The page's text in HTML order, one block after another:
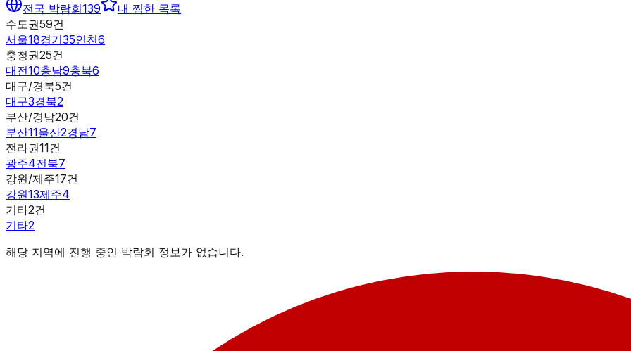
전국 박람회139
내 찜한 목록
수도권59건
서울18경기35인천6
충청권25건
대전10충남9충북6
대구/경북5건
대구3경북2
부산/경남20건
부산11울산2경남7
전라권11건
광주4전북7
강원/제주17건
강원13제주4
기타2건
기타2
해당 지역에 진행 중인 박람회 정보가 없습니다.